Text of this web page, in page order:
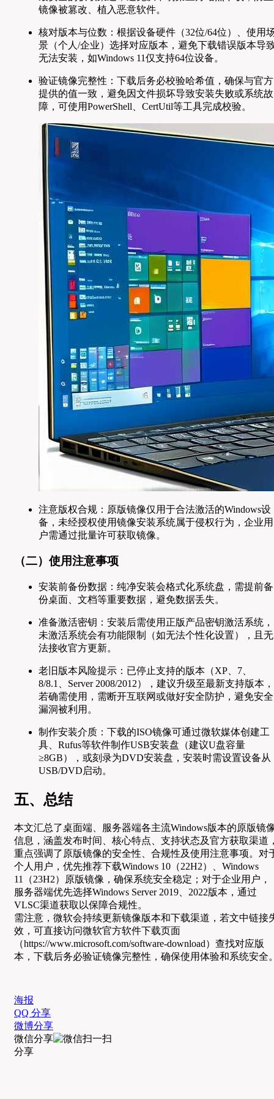
镜像被篡改、植入恶意软件。
核对版本与位数：根据设备硬件（32位/64位）、使用
景（个人/企业）选择对应版本，避免下载错误版本导
无法安装，如Windows 11仅支持64位设备。
验证镜像完整性：下载后务必校验哈希值，确保与官方
提供的值一致，避免因文件损坏导致安装失败或系统故
障，可使用PowerShell、CertUtil等工具完成校验。
注意版权合规：原版镜像仅用于合法激活的Windows设
备，未经授权使用镜像安装系统属于侵权行为，企业用
户需通过批量许可获取镜像。
（二）使用注意事项
安装前备份数据：纯净安装会格式化系统盘，需提前备
份桌面、文档等重要数据，避免数据丢失。
准备激活密钥：安装后需使用正版产品密钥激活系统，
未激活系统会有功能限制（如无法个性化设置），且无
法接收官方更新。
老旧版本风险提示：已停止支持的版本（XP、7、
8/8.1、Server 2008/2012），建议升级至最新支持版本，
若确需使用，需断开互联网或做好安全防护，避免安全
漏洞被利用。
制作安装介质：下载的ISO镜像可通过微软媒体创建工
具、Rufus等软件制作USB安装盘（建议U盘容量
≥8GB），或刻录为DVD安装盘，安装时需设置设备从
USB/DVD启动。
五、总结
本文汇总了桌面端、服务器端各主流Windows版本的原版镜
信息，涵盖发布时间、核心特点、支持状态及官方获取渠道
重点强调了原版镜像的安全性、合规性及使用注意事项。对
个人用户，优先推荐下载Windows 10（22H2）、Windows
11（23H2）原版镜像，确保系统安全稳定；对于企业用户，
服务器端优先选择Windows Server 2019、2022版本，通过
VLSC渠道获取以保障合规性。
需注意，微软会持续更新镜像版本和下载渠道，若文中链接
效，可直接访问微软官方软件下载页面
（https://www.microsoft.com/software-download）查找对应版
本，下载后务必验证镜像完整性，确保使用体验和系统安全
海报
QQ 分享
微博分享
微信分享
分享